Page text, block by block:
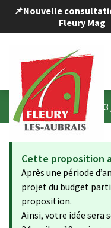
📌Nouvelle
Fleury Mag
Budget participatif 2023
Cette proposition
Après une période
projet du budget
proposition.
Ainsi, votre idée sera
Panneau de gestion des